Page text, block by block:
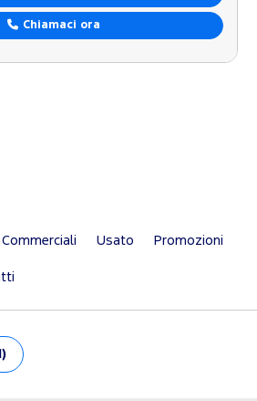
Chiamaci ora
Usato Promozioni